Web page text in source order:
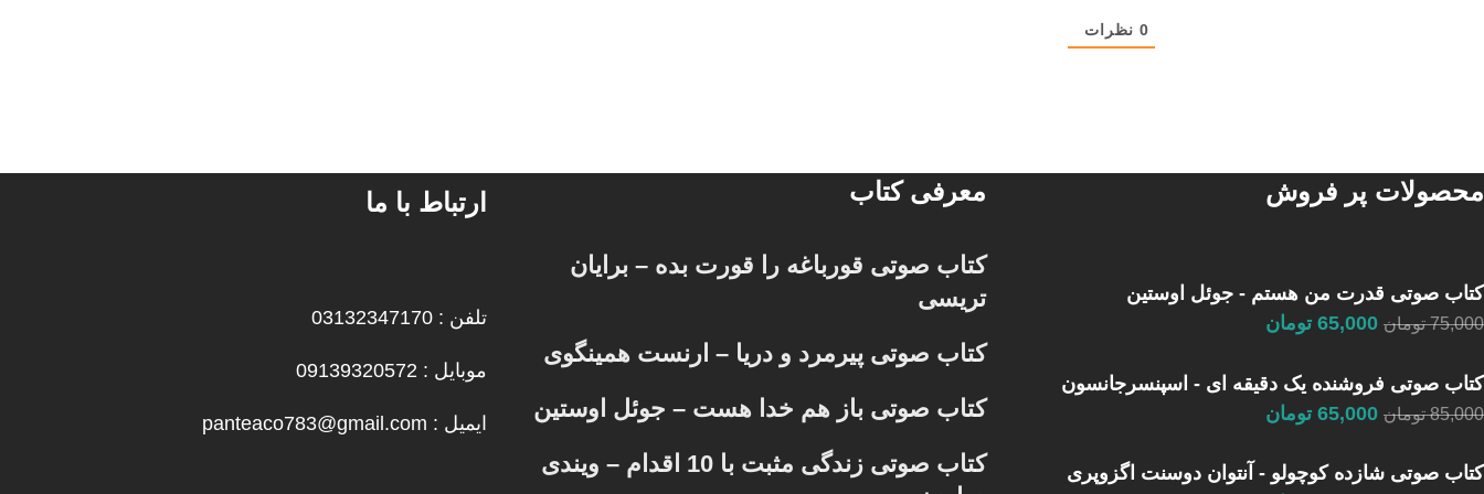
0 نظرات
محصولات پر فروش
کتاب صوتی قدرت من هستم - جوئل اوستین
75,000 تومان 65,000 تومان
کتاب صوتی فروشنده یک دقیقه ای - اسپنسرجانسون
85,000 تومان 65,000 تومان
کتاب صوتی شازده کوچولو - آنتوان دوسنت اگزوپری
معرفی کتاب
کتاب صوتی قورباغه را قورت بده – برایان
تریسی
کتاب صوتی پیرمرد و دریا – ارنست همینگوی
کتاب صوتی باز هم خدا هست – جوئل اوستین
کتاب صوتی زندگی مثبت با 10 اقدام – ویندی
ارتباط با ما
تلفن : 03132347170
موبایل : 09139320572
ایمیل : panteaco783@gmail.com